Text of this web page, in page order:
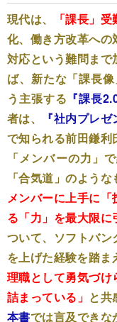
現代は、 「課長」
化、働き方改革へ
対応という難問ま
ば、新たな「課長
う主張する 『課長
者は、
『社内プレゼ
で知られる前田鎌利
「メンバーの力」
「合気道」のような
メンバーに上手に
る「力」を最大限に
ついて、ソフトバ
を上げた経験を踏
理職として勇気づ
詰まっている」 と共
本書では言及できな